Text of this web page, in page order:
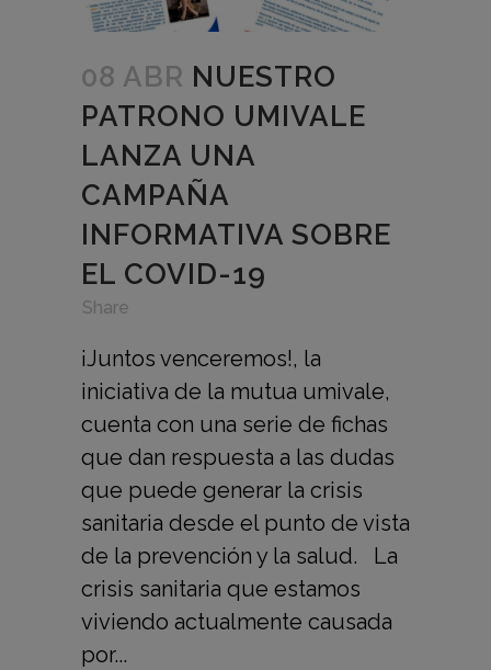
08 ABR NUESTRO
PATRONO UMIVALE
LANZA UNA
CAMPAÑA
INFORMATIVA SOBRE
EL COVID-19
Share
¡Juntos venceremos!, la
iniciativa de la mutua umivale,
cuenta con una serie de fichas
que dan respuesta a las dudas
que puede generar la crisis
sanitaria desde el punto de vista
de la prevención y la salud. La
crisis sanitaria que estamos
viviendo actualmente causada
por...